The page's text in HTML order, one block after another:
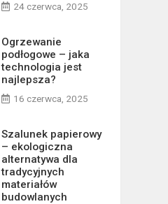
24 czerwca, 2025
Ogrzewanie
podłogowe – jaka
technologia jest
najlepsza?
16 czerwca, 2025
Szalunek papierowy
– ekologiczna
alternatywa dla
tradycyjnych
materiałów
budowlanych